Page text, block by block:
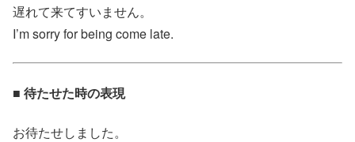
遅れて来てすいません。
I’m sorry for being come late.
■ 待たせた時の表現
お待たせしました。